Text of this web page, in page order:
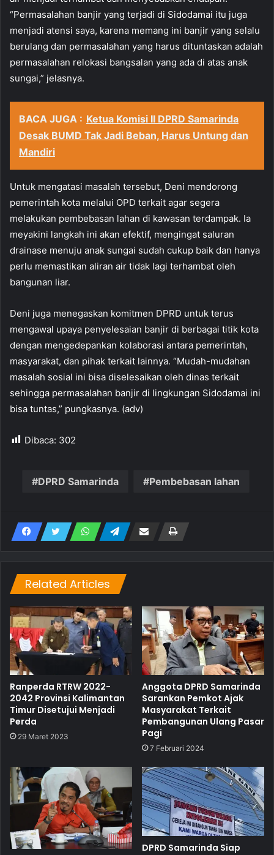
“Permasalahan banjir yang terjadi di Sidodamai itu juga
menjadi atensi saya, karena memang ini banjir yang selalu
berulang dan permasalahan yang harus dituntaskan adalah
permasalahan relokasi bangsalan yang ada di atas anak
sungai,” jelasnya.
BACA JUGA : Ketua Komisi II DPRD Samarinda
Desak BUMD Tak Jadi Beban, Harus Untung dan
Mandiri
Untuk mengatasi masalah tersebut, Deni mendorong
pemerintah kota melalui OPD terkait agar segera
melakukan pembebasan lahan di kawasan terdampak. Ia
meyakini langkah ini akan efektif, mengingat saluran
drainase menuju anak sungai sudah cukup baik dan hanya
perlu memastikan aliran air tidak lagi terhambat oleh
bangunan liar.
Deni juga menegaskan komitmen DPRD untuk terus
mengawal upaya penyelesaian banjir di berbagai titik kota
dengan mengedepankan kolaborasi antara pemerintah,
masyarakat, dan pihak terkait lainnya. “Mudah-mudahan
masalah sosial ini bisa diselesaikan oleh dinas terkait
sehingga permasalahan banjir di lingkungan Sidodamai ini
bisa tuntas,” pungkasnya. (adv)
Dibaca: 302
DPRD Samarinda Pembebasan lahan
Related Articles
Ranperda RTRW 2022-
2042 Provinsi Kalimantan
Timur Disetujui Menjadi
Perda
29 Maret 2023
Anggota DPRD Samarinda
Sarankan Pemkot Ajak
Masyarakat Terkait
Pembangunan Ulang Pasar
Pagi
7 Februari 2024
DPRD Samarinda Siap